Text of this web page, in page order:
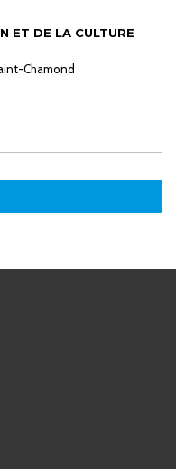
ET DE LA CULTURE
Chamond